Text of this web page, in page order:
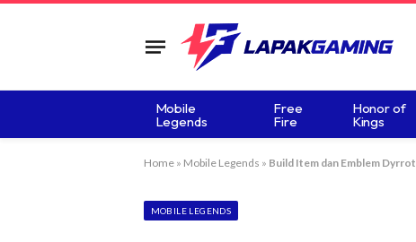
Mobile
Legends
Free
Fire
Honor of
Kings
Home» Mobile Legends » Build Item dan Emblem
MOBILE LEGENDS